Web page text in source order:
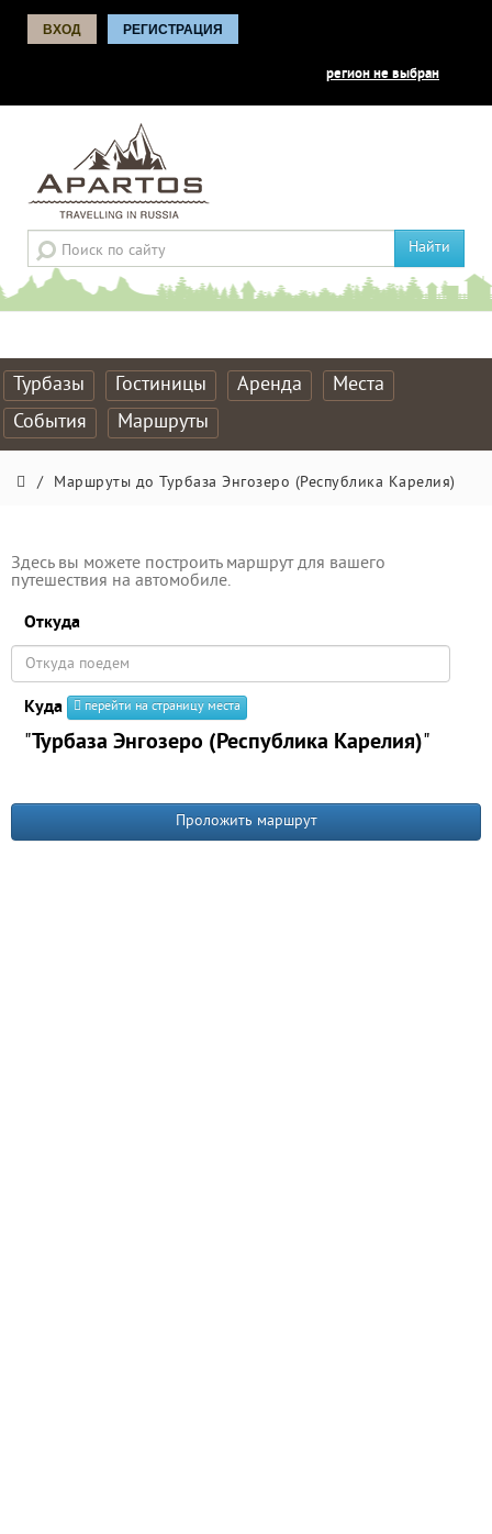
ВХОД РЕГИСТРАЦИЯ
регион не выбран
Найти
Турбазы Гостиницы Аренда
Места
События
Маршруты
/ Маршруты до Турбаза Энгозеро (Республика Карелия)
Здесь вы можете построить маршрут для вашего
путешествия на автомобиле.
Откуда
Куда перейти на страницу места
"Турбаза Энгозеро (Республика Карелия)"
Проложить маршрут